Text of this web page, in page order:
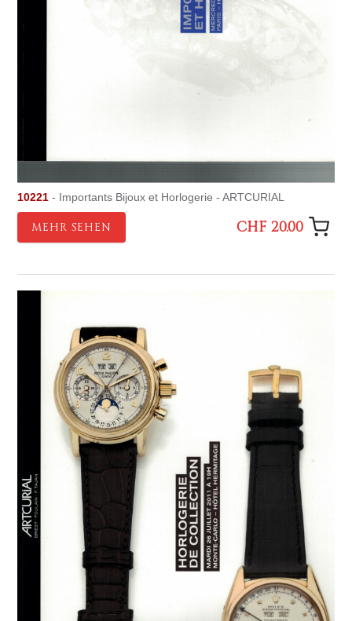
10221 - Importants Bijoux et Horlogerie - ARTCURIAL
MEHR SEHEN CHF 20.00